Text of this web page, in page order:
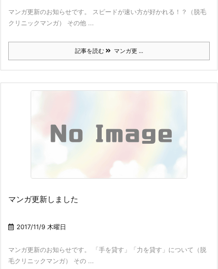
マンガ更新のお知らせです。 スピードが速い方が好かれる！？（脱毛
クリニックマンガ） その他 ...
記事を読む マンガ更 ...
マンガ更新しました
2017/11/9 木曜日
マンガ更新のお知らせです。 「手を貸す」「力を貸す」について（脱
毛クリニックマンガ） その ...